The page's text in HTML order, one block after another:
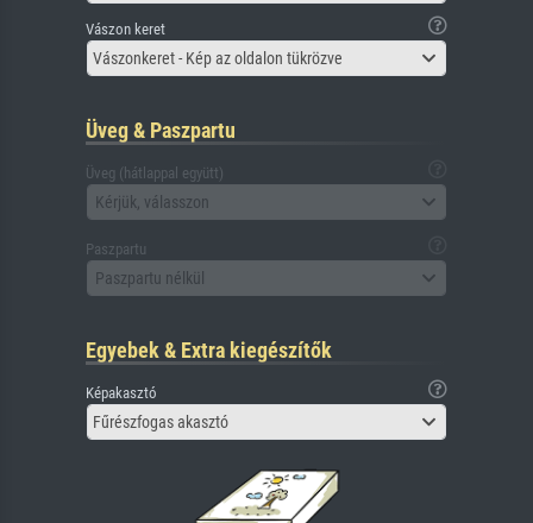
Vászon keret
Vászonkeret - Kép az oldalon tükrözve
Üveg & Paszpartu
Üveg (hátlappal együtt)
Kérjük, válasszon
Paszpartu
Paszpartu nélkül
Egyebek & Extra kiegészítők
Képakasztó
Fűrészfogas akasztó